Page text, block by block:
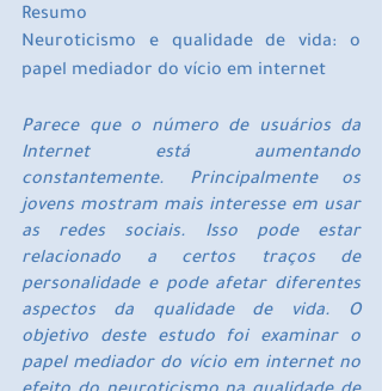
Resumo
Neuroticismo e qualidade de vida: o
papel mediador do vício em internet
Parece que o número de usuários da
Internet está aumentando
constantemente. Principalmente os
jovens mostram mais interesse em usar
as redes sociais. Isso pode estar
relacionado a certos traços de
personalidade e pode afetar diferentes
aspectos da qualidade de vida. O
objetivo deste estudo foi examinar o
papel mediador do vício em internet no